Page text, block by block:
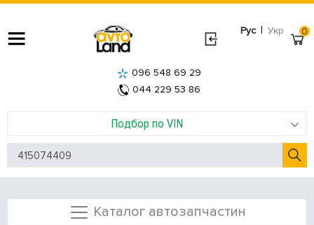
Рус | Укр
Подбор по VIN
096 548 69 29
044 229 53 86
0
Каталог автозапчастин